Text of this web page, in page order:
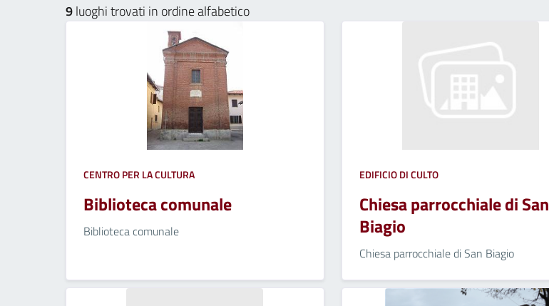
9luoghi trovati in ordine alfabetico
CENTRO PER LA CULTURA
Biblioteca comunale
Biblioteca comunale
EDIFICIO DI CULTO
Chiesa parrocchiale di San
Biagio
Chiesa parrocchiale di San Biagio